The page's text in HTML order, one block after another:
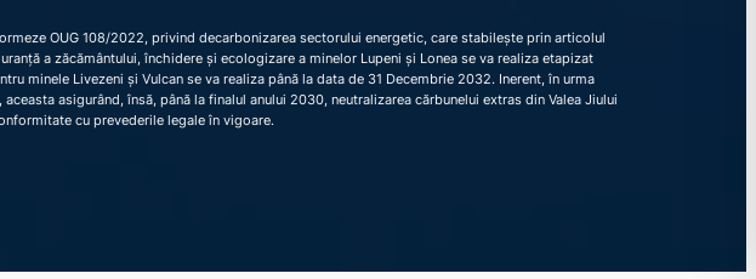
OUG 108/2022, privind decarbonizarea sectorului energetic, care stabilește prin articolul
a zăcământului, închidere și ecologizare a minelor Lupeni și Lonea se va realiza etapizat
minele Livezeni și Vulcan se va realiza până la data de 31 Decembrie 2032. Inerent, în urma
asigurând, însă, până la finalul anului 2030, neutralizarea cărbunelui extras din Valea Jiului
cu prevederile legale în vigoare.